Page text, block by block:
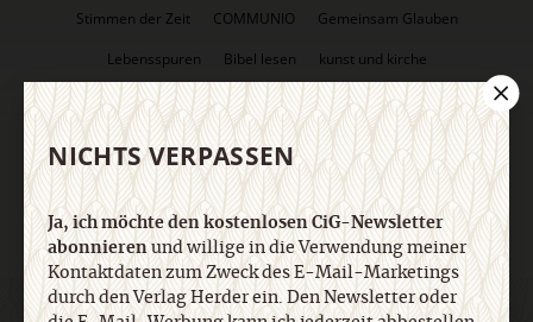
Stimmen der Zeit
COMMUNIO
Gemeinsam Glauben
Lebensspuren
Bibel lesen kunst und kirche
KUNDENSERVICE+49 761 2717200
kundenservice@herder.de
Abo online kündigen
FOLGEN SIE UNS: Facebook Twitter
NICHTS VERPASSEN
Ja, ich möchte den kostenlosen CiG-Newsletter
abonnierenund willige in die Verwendung meiner
Kontaktdaten zum Zweck des E-Mail-Marketings
durch den Verlag Herder ein. Den Newsletter oder